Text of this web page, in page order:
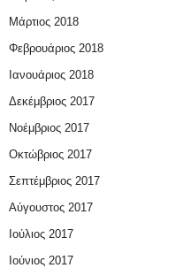
Μάρτιος 2018
Φεβρουάριος 2018
Ιανουάριος 2018
Δεκέμβριος 2017
Νοέμβριος 2017
Οκτώβριος 2017
Σεπτέμβριος 2017
Αύγουστος 2017
Ιούλιος 2017
Ιούνιος 2017